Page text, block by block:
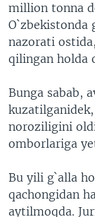
MOBIL-SALOM!
VIDEO
XABARLAR
INSTAGRAM
TELEGRAM
TWITTER
SOUNDCLOUD
Learning English
million tonna
nazorati
qilingan holda
Bunga sabab,
noroziligini
omborlariga
Bu yili g`alla
qachongidan
aytilmoqda.